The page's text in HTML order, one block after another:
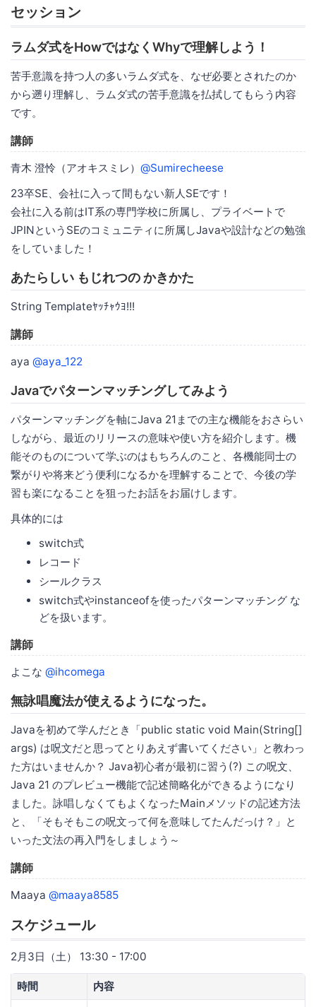
セッション
ラムダ式をHowではなくWhyで理解しよう！
苦手意識を持つ人の多いラムダ式を、なぜ必要とされたのか
から遡り理解し、ラムダ式の苦手意識を払拭してもらう内容
です。
講師
青木 澄怜（アオキスミレ） @Sumirecheese
23卒SE、会社に入って間もない新人SEです！
会社に入る前はIT系の専門学校に所属し、プライベートで
JPINというSEのコミュニティに所属しJavaや設計などの勉強
をしていました！
あたらしい もじれつの かきかた
String Templateﾔｯﾁｬｳﾖ!!!
講師
aya @aya_122
Javaでパターンマッチングしてみよう
パターンマッチングを軸にJava 21までの主な機能をおさらい
しながら、最近のリリースの意味や使い方を紹介します。機
能そのものについて学ぶのはもちろんのこと、各機能同士の
繋がりや将来どう便利になるかを理解することで、今後の学
習も楽になることを狙ったお話をお届けします。
具体的には
switch式
レコード
シールクラス
switch式やinstanceofを使ったパターンマッチング な
どを扱います。
講師
よこな @ihcomega
無詠唱魔法が使えるようになった。
Javaを初めて学んだとき「public static void Main(String[]
args) は呪文だと思ってとりあえず書いてください」と教わっ
た方はいませんか？ Java初心者が最初に習う(?) この呪文、
Java 21 のプレビュー機能で記述簡略化ができるようになり
ました。詠唱しなくてもよくなったMainメソッドの記述方法
と、「そもそもこの呪文って何を意味してたんだっけ？」と
いった文法の再入門をしましょう～
講師
Maaya @maaya8585
スケジュール
2月3日（土） 13:30 - 17:00
時間
内容